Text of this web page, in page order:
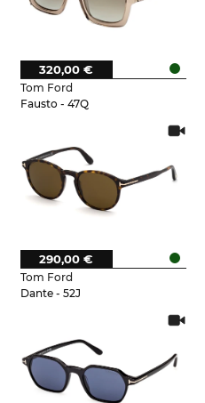
Tom Ford
Fausto - 47Q
320,00 €
Tom Ford
Dante - 52J
290,00 €